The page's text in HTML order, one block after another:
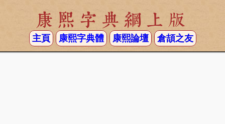
康熙字典網上版
主頁 康熙字典體 康熙論壇 倉頡之友